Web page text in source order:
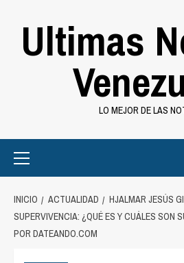
Ultimas
LO MEJOR DE LAS
Menu
INICIO ACTUALIDAD
HJALMAR JESÚS
SUPERVIVENCIA: ¿QUÉ ES Y CUÁLES SON
POR DATEANDO.COM